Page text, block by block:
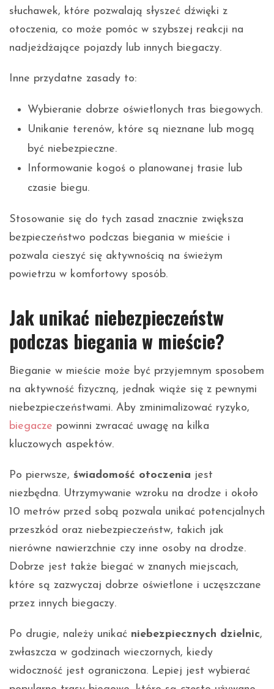
słuchawek, które pozwalają słyszeć dźwięki z
otoczenia, co może pomóc w szybszej reakcji na
nadjeżdżające pojazdy lub innych biegaczy.
Inne przydatne zasady to:
Wybieranie dobrze oświetlonych tras biegowych.
Unikanie terenów, które są nieznane lub mogą
być niebezpieczne.
Informowanie kogoś o planowanej trasie lub
czasie biegu.
Stosowanie się do tych zasad znacznie zwiększa
bezpieczeństwo podczas biegania w mieście i
pozwala cieszyć się aktywnością na świeżym
powietrzu w komfortowy sposób.
Jak unikać niebezpieczeństw
podczas biegania w mieście?
Bieganie w mieście może być przyjemnym sposobem
na aktywność fizyczną, jednak wiąże się z pewnymi
niebezpieczeństwami. Aby zminimalizować ryzyko,
biegacze powinni zwracać uwagę na kilka
kluczowych aspektów.
Po pierwsze, świadomość otoczenia jest
niezbędna. Utrzymywanie wzroku na drodze i około
10 metrów przed sobą pozwala unikać potencjalnych
przeszkód oraz niebezpieczeństw, takich jak
nierówne nawierzchnie czy inne osoby na drodze.
Dobrze jest także biegać w znanych miejscach,
które są zazwyczaj dobrze oświetlone i uczęszczane
przez innych biegaczy.
Po drugie, należy unikać niebezpiecznych dzielnic,
zwłaszcza w godzinach wieczornych, kiedy
widoczność jest ograniczona. Lepiej jest wybierać